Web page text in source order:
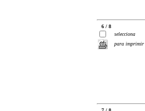
6 / 8
selecciona
para imprimir